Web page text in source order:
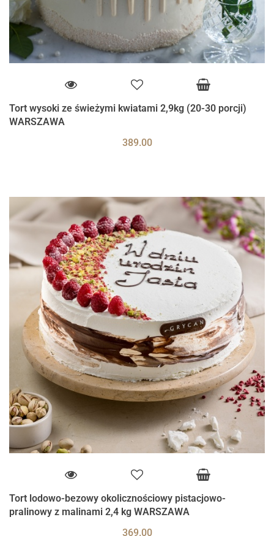
Tort wysoki ze świeżymi kwiatami 2,9kg (20-30 porcji)
WARSZAWA
389.00
Tort lodowo-bezowy okolicznościowy pistacjowo-
pralinowy z malinami 2,4 kg WARSZAWA
369.00